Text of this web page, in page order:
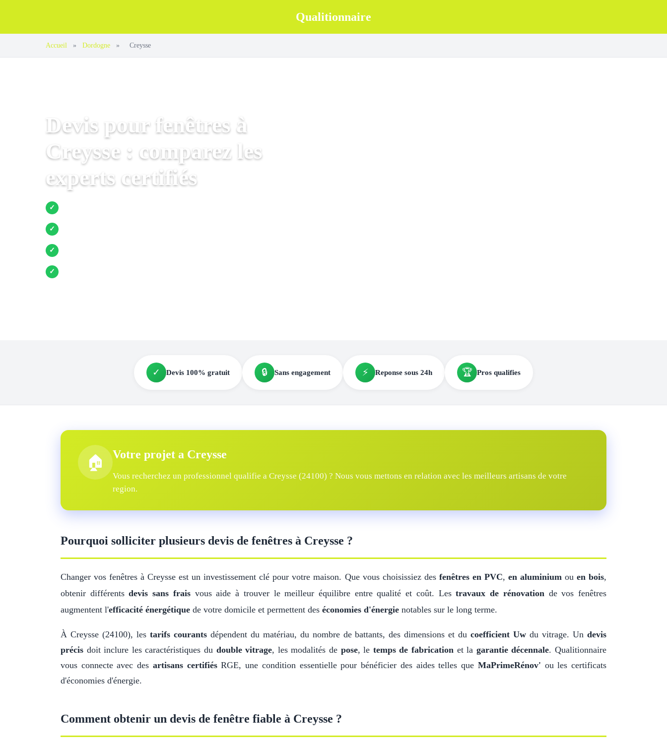
Qualitionnaire
Accueil » Dordogne » Creysse
Devis pour fenêtres à
Creysse : comparez les
experts certifiés
✓
✓
✓
✓
✓ Devis 100% gratuit 🔒 Sans engagement ⚡ Reponse sous 24h 🏆 Pros qualifies
🏠 Votre projet a Creysse
Vous recherchez un professionnel qualifie a Creysse (24100) ? Nous vous mettons en relation avec les meilleurs artisans de votre
region.
Pourquoi solliciter plusieurs devis de fenêtres à Creysse ?
Changer vos fenêtres à Creysse est un investissement clé pour votre maison. Que vous choisissiez des fenêtres en PVC, en aluminiumou en bois,
obtenir différentsdevis sans fraisvous aide à trouver le meilleur équilibre entre qualité et coût. Lestravaux de rénovationde vos fenêtres
augmentent l'efficacité énergétique de votre domicile et permettent des économies d'énergie notables sur le long terme.
À Creysse (24100), les tarifs courantsdépendent du matériau, du nombre de battants, des dimensions et ducoefficient Uw du vitrage. Undevis
précis doit inclure les caractéristiques du double vitrage, les modalités de pose, le temps de fabrication et la garantie décennale. Qualitionnaire
vous connecte avec des artisans certifiésRGE, une condition essentielle pour bénéficier des aides telles que MaPrimeRénov' ou les certificats
d'économies d'énergie.
Comment obtenir un devis de fenêtre fiable à Creysse ?